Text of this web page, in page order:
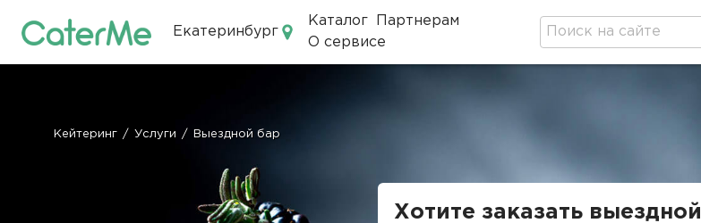
Екатеринбург
Каталог
Партнерам
О сервисе
Строка
Кейтеринг / Услуги / Выездной бар
Хотите заказать выездной